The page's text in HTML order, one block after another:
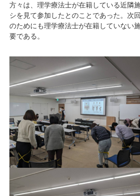
方々は、理学療法士が在籍している近隣
シを見て参加したとのことであった。次
のためにも理学療法士が在籍していない
要である。